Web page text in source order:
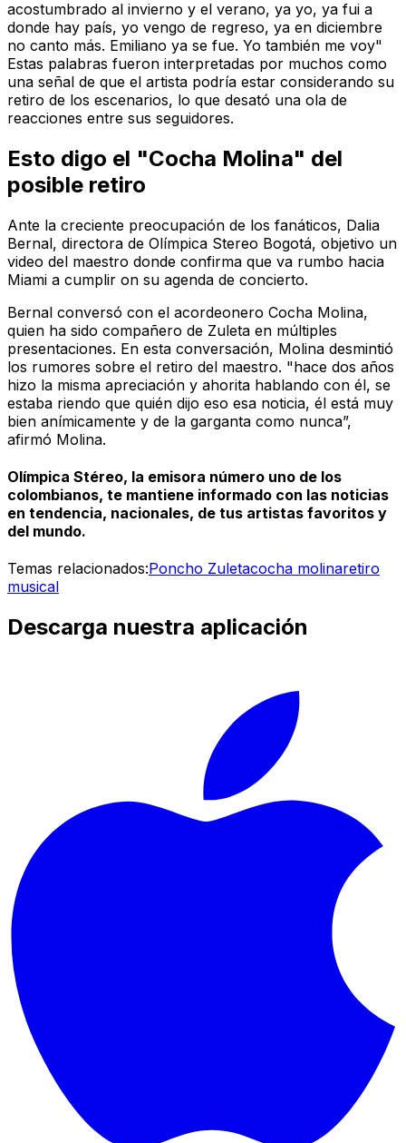
acostumbrado al invierno y el verano, ya yo, ya fui a
donde hay país, yo vengo de regreso, ya en diciembre
no canto más. Emiliano ya se fue. Yo también me voy"
Estas palabras fueron interpretadas por muchos como
una señal de que el artista podría estar considerando su
retiro de los escenarios, lo que desató una ola de
reacciones entre sus seguidores.
Esto digo el "Cocha Molina" del
posible retiro
Ante la creciente preocupación de los fanáticos, Dalia
Bernal, directora de Olímpica Stereo Bogotá, objetivo un
video del maestro donde confirma que va rumbo hacia
Miami a cumplir on su agenda de concierto.
Bernal conversó con el acordeonero Cocha Molina,
quien ha sido compañero de Zuleta en múltiples
presentaciones. En esta conversación, Molina desmintió
los rumores sobre el retiro del maestro. "hace dos años
hizo la misma apreciación y ahorita hablando con él, se
estaba riendo que quién dijo eso esa noticia, él está muy
bien anímicamente y de la garganta como nunca”,
afirmó Molina.
Olímpica Stéreo, la emisora número uno de los
colombianos, te mantiene informado con las noticias
en tendencia, nacionales, de tus artistas favoritos y
del mundo.
Temas relacionados:Poncho Zuletacocha molinaretiro
musical
Descarga nuestra aplicación